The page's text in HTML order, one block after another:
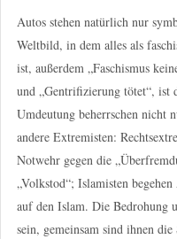
Autos stehen natürlich nur
Weltbild, in dem alles als
ist, außerdem „Faschismus
und „Gentrifizierung tötet“, ist
Umdeutung beherrschen nicht
andere Extremisten:
Notwehr gegen die
„Volkstod“; Islamisten
auf den Islam. Die Bedrohung
sein, gemeinsam sind ihnen